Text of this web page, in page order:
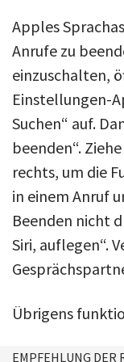
Apples
Anrufe zu
einzuschalten,
Einstellungen-
Suchen“ auf.
beenden“.
rechts, um die
in einem Anruf
Beenden nicht
Siri, auflegen“.
Übrigens
EMPFEHLUNG DER